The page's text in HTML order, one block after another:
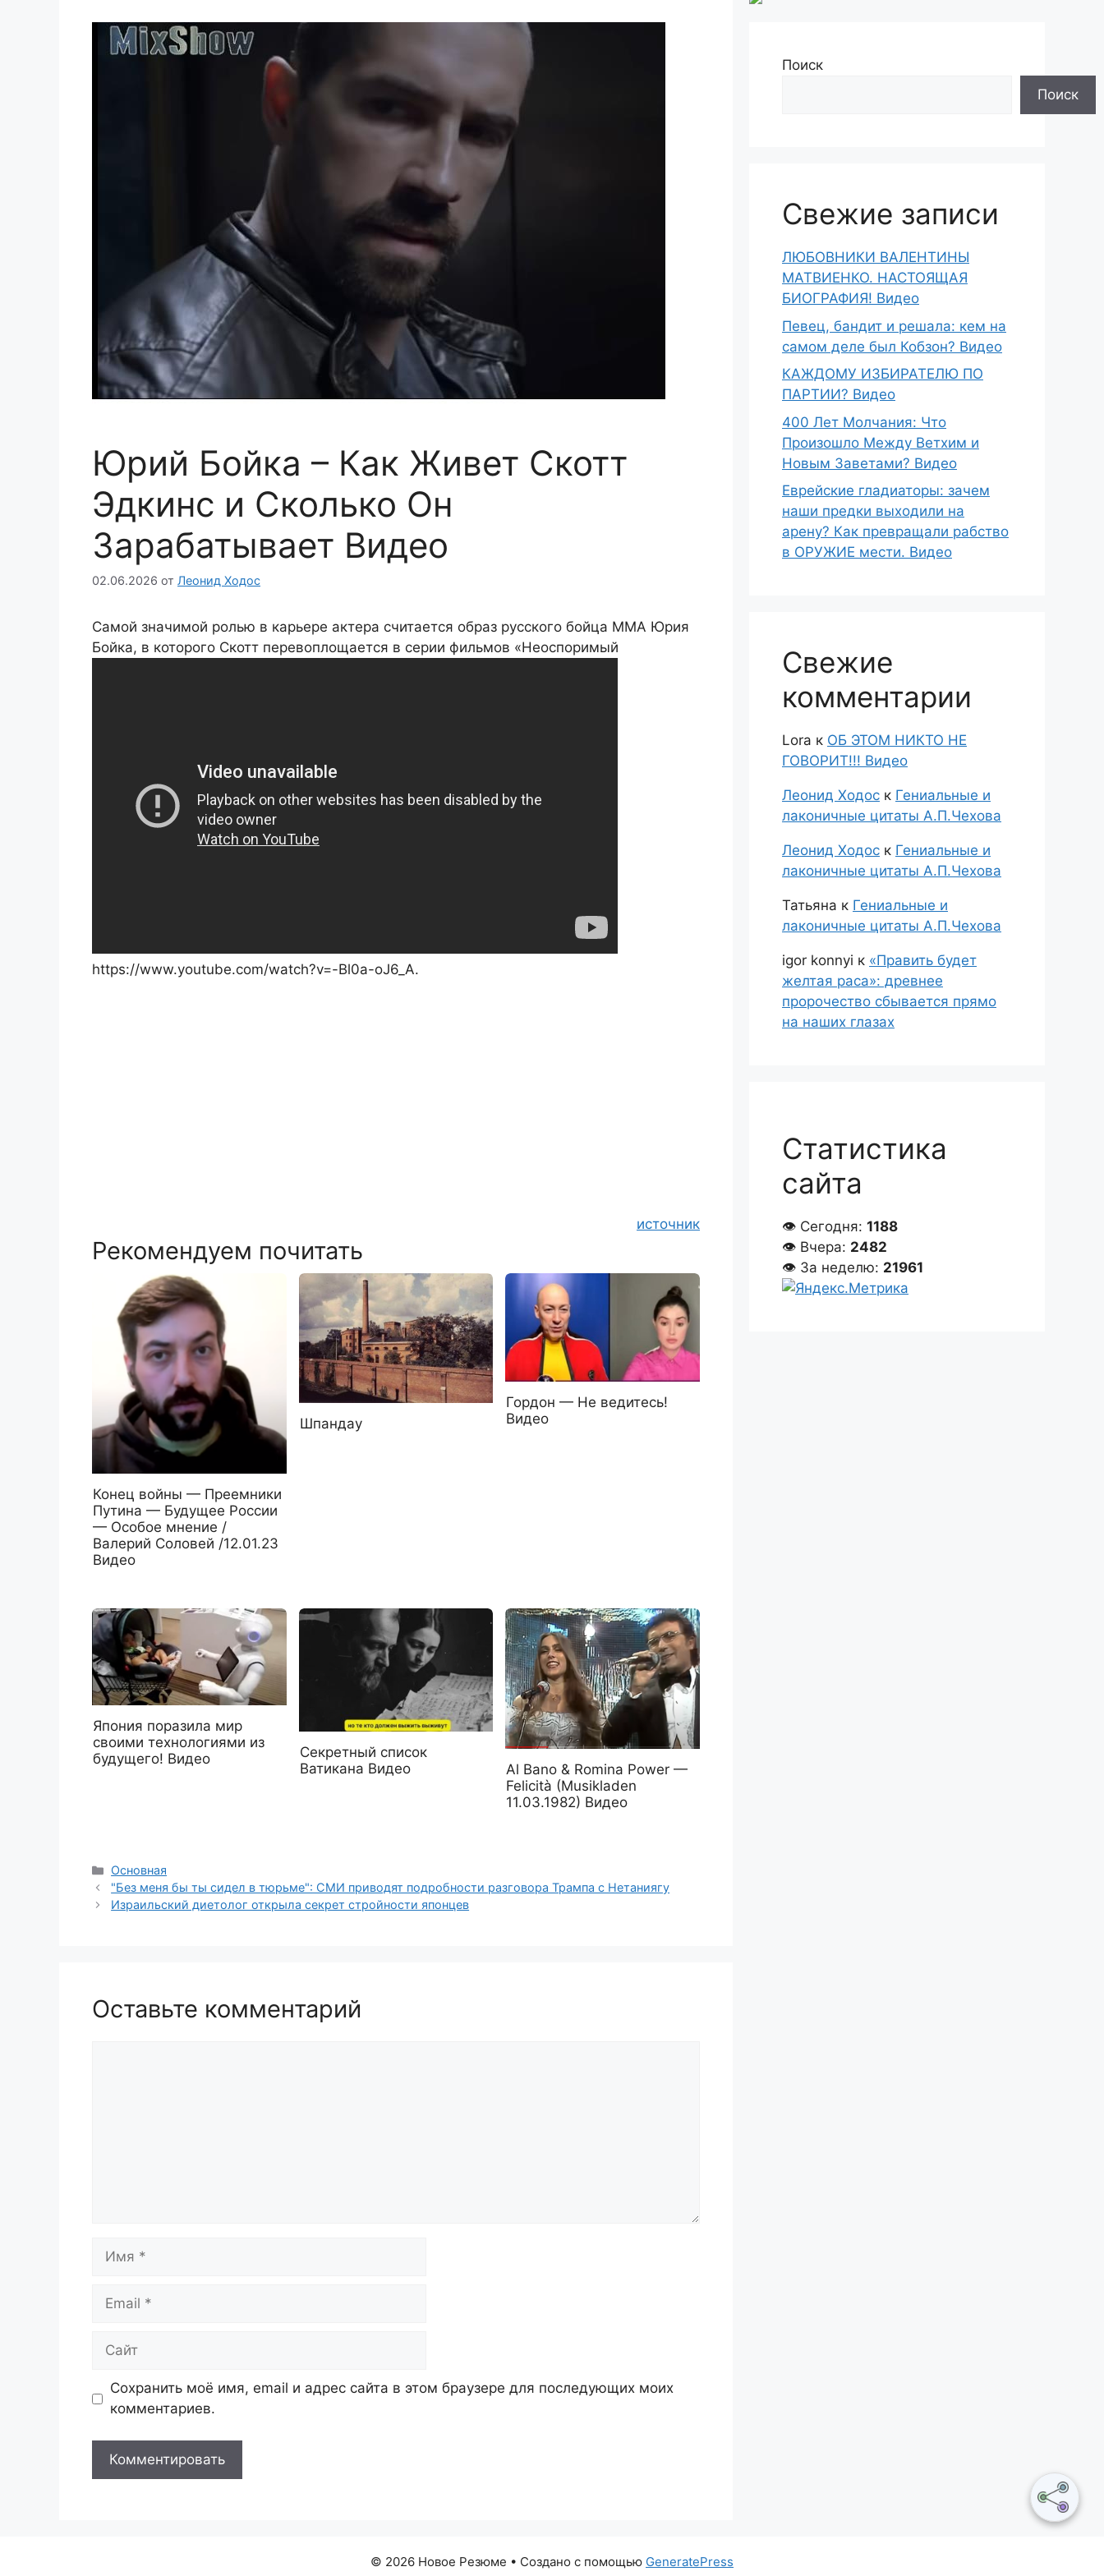
Юрий Бойка – Как Живет Скотт
Эдкинс и Сколько Он
Зарабатывает Видео
02.06.2026 от Леонид Ходос
Самой значимой ролью в карьере актера считается образ русского бойца ММА Юрия
Бойка, в которого Скотт перевоплощается в серии фильмов «Неоспоримый
https://www.youtube.com/watch?v=-Bl0a-oJ6_A.
источник
Рекомендуем почитать
Конец войны — Преемники
Путина — Будущее России
— Особое мнение /
Валерий Соловей /12.01.23
Видео
Шпандау
Гордон — Не ведитесь!
Видео
Япония поразила мир
своими технологиями из
будущего! Видео
Секретный список
Ватикана Видео
Al Bano & Romina Power —
Felicità (Musikladen
11.03.1982) Видео
Рубрики
Основная
"Без меня бы ты сидел в тюрьме": СМИ приводят подробности разговора Трампа с Нетаниягу
Израильский диетолог открыла секрет стройности японцев
Оставьте комментарий
Имя
Email
Сайт
Сохранить моё имя, email и адрес сайта в этом браузере для последующих моих
комментариев.
Поиск
Поиск
Свежие записи
ЛЮБОВНИКИ ВАЛЕНТИНЫ
МАТВИЕНКО. НАСТОЯЩАЯ
БИОГРАФИЯ! Видео
Певец, бандит и решала: кем на
самом деле был Кобзон? Видео
КАЖДОМУ ИЗБИРАТЕЛЮ ПО
ПАРТИИ? Видео
400 Лет Молчания: Что
Произошло Между Ветхим и
Новым Заветами? Видео
Еврейские гладиаторы: зачем
наши предки выходили на
арену? Как превращали рабство
в ОРУЖИЕ мести. Видео
Свежие
комментарии
Lora к ОБ ЭТОМ НИКТО НЕ
ГОВОРИТ!!! Видео
Леонид Ходос к Гениальные и
лаконичные цитаты А.П.Чехова
Леонид Ходос к Гениальные и
лаконичные цитаты А.П.Чехова
Татьяна к Гениальные и
лаконичные цитаты А.П.Чехова
igor konnyi к «Править будет
желтая раса»: древнее
пророчество сбывается прямо
на наших глазах
Статистика
сайта
👁 Сегодня: 1188
👁 Вчера: 2482
👁 За неделю: 21961
© 2026 Новое Резюме • Создано с помощью GeneratePress